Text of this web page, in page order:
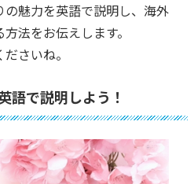
の魅力を英語で説明し、海外
法をお伝えします。
さいね。
語で説明しよう！